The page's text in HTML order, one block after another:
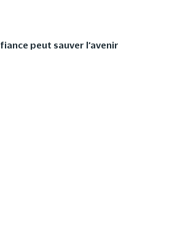
peut sauver l’avenir
l’Avent
à votre